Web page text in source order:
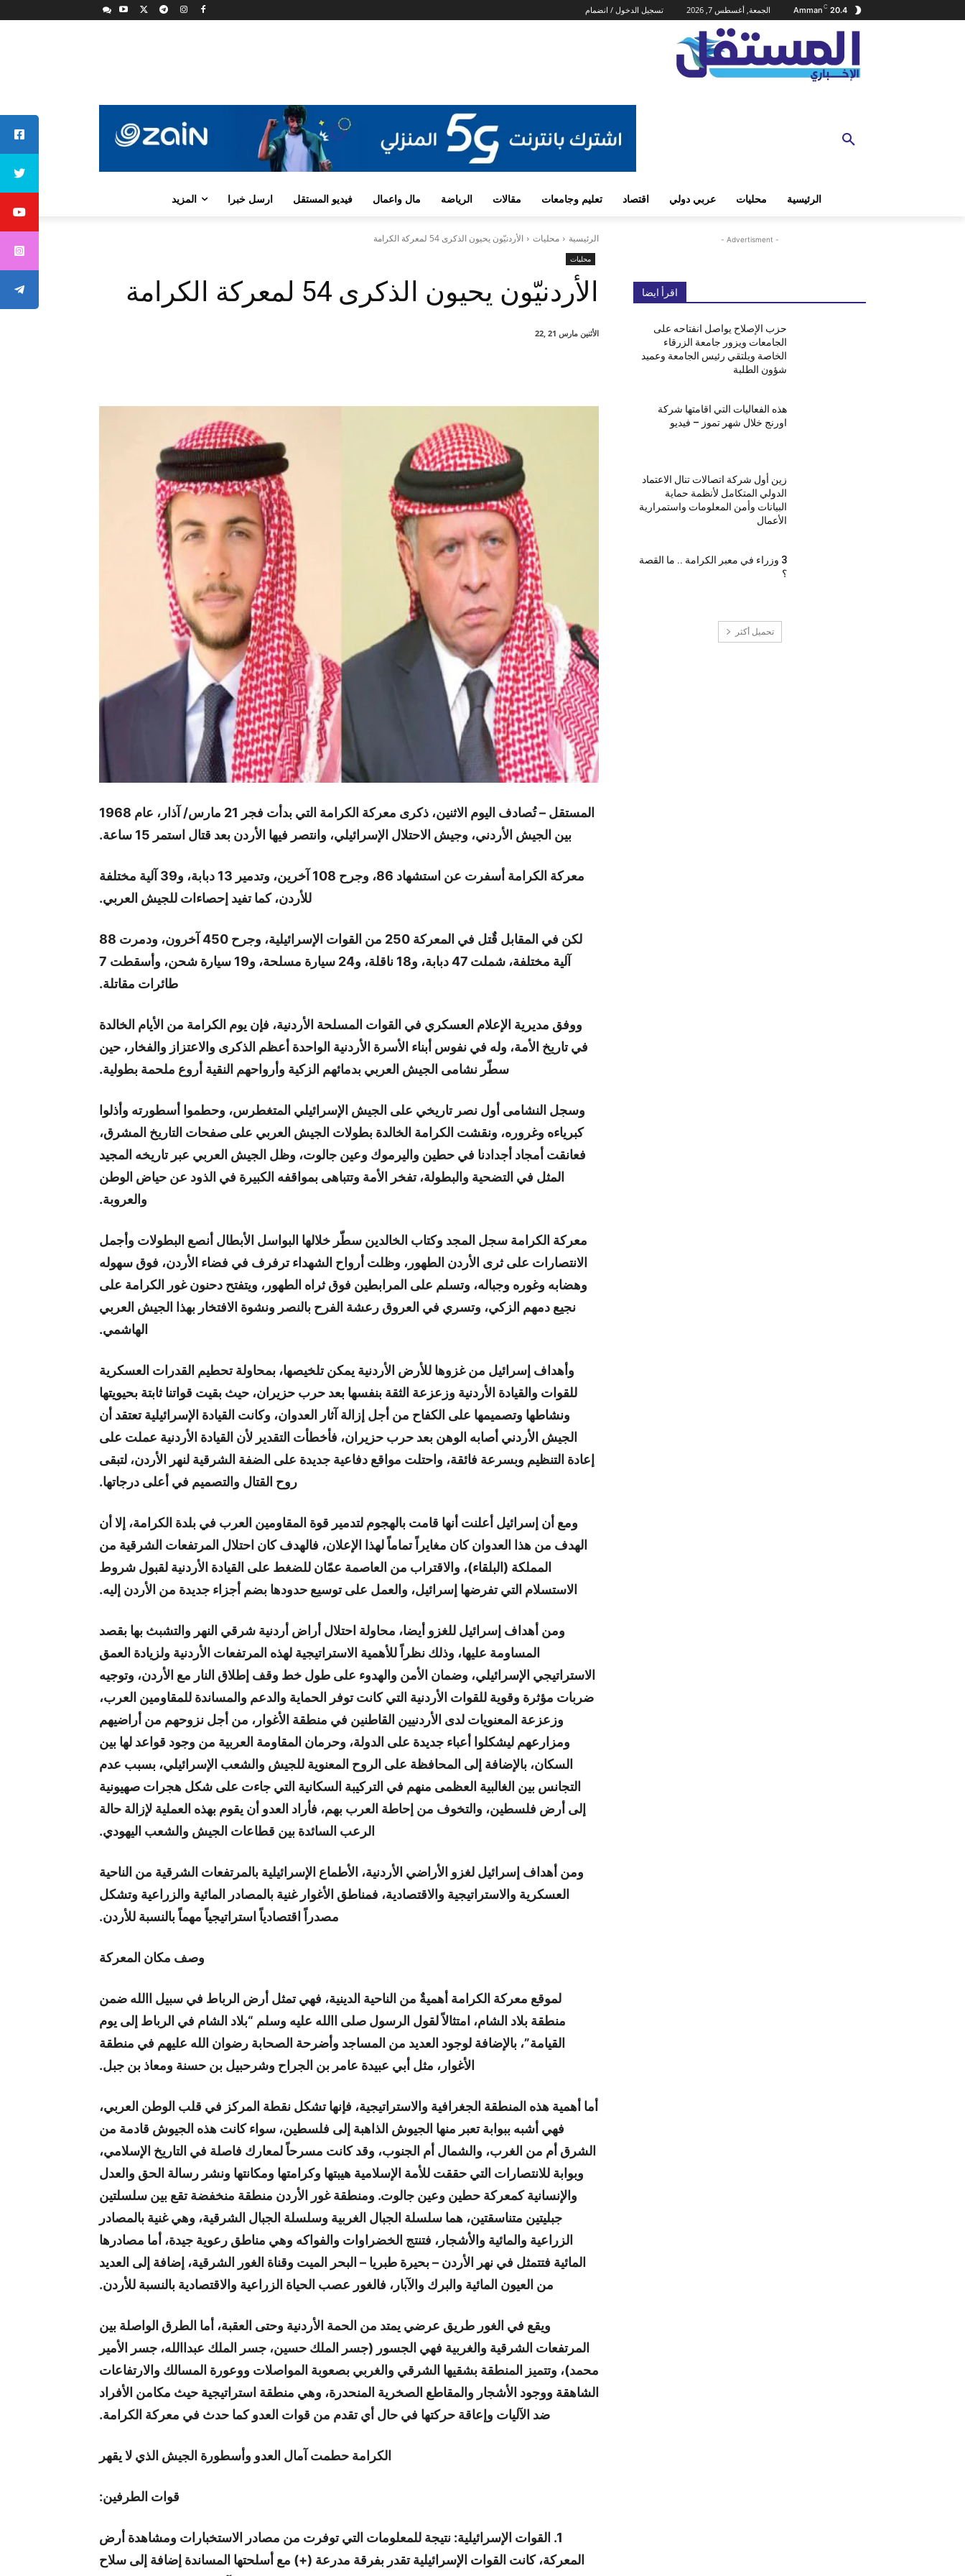
20.4
C
Amman الجمعة, أغسطس 7, 2026 تسجيل الدخول / انضمام
الرئيسية محليات عربي دولي اقتصاد تعليم وجامعات مقالات الرياضة مال واعمال فيديو المستقل ارسل خبرا المزيد
الرئيسية محليات الأردنيّون يحيون الذكرى 54 لمعركة الكرامة
محليات
الأردنيّون يحيون الذكرى 54 لمعركة الكرامة
الأثنين مارس 21 ,22
المستقل –
تُصادف اليوم الاثنين، ذكرى معركة الكرامة التي بدأت فجر 21 مارس/ آذار، عام 1968
بين الجيش الأردني، وجيش الاحتلال الإسرائيلي، وانتصر فيها الأردن بعد قتال استمر 15 ساعة.
معركة الكرامة أسفرت عن استشهاد 86، وجرح 108 آخرين، وتدمير 13 دبابة، و39 آلية مختلفة
للأردن، كما تفيد إحصاءات للجيش العربي.
لكن في المقابل قٌتل في المعركة 250 من القوات الإسرائيلية، وجرح 450 آخرون، ودمرت 88
آلية مختلفة، شملت 47 دبابة، و18 ناقلة، و24 سيارة مسلحة، و19 سيارة شحن، وأسقطت 7
طائرات مقاتلة.
ووفق مديرية الإعلام العسكري في القوات المسلحة الأردنية، فإن يوم الكرامة من الأيام الخالدة
في تاريخ الأمة، وله في نفوس أبناء الأسرة الأردنية الواحدة أعظم الذكرى والاعتزاز والفخار، حين
سطّر نشامى الجيش العربي بدمائهم الزكية وأرواحهم النقية أروع ملحمة بطولية.
وسجل النشامى أول نصر تاريخي على الجيش الإسرائيلي المتغطرس، وحطموا أسطورته وأذلوا
كبرياءه وغروره، ونقشت الكرامة الخالدة بطولات الجيش العربي على صفحات التاريخ المشرق،
فعانقت أمجاد أجدادنا في حطين واليرموك وعين جالوت، وظل الجيش العربي عبر تاريخه المجيد
المثل في التضحية والبطولة، تفخر الأمة وتتباهى بمواقفه الكبيرة في الذود عن حياض الوطن
والعروبة.
معركة الكرامة سجل المجد وكتاب الخالدين سطّر خلالها البواسل الأبطال أنصع البطولات وأجمل
الانتصارات على ثرى الأردن الطهور، وظلت أرواح الشهداء ترفرف في فضاء الأردن، فوق سهوله
وهضابه وغوره وجباله، وتسلم على المرابطين فوق ثراه الطهور، ويتفتح دحنون غور الكرامة على
نجيع دمهم الزكي، وتسري في العروق رعشة الفرح بالنصر ونشوة الافتخار بهذا الجيش العربي
الهاشمي.
وأهداف إسرائيل من غزوها للأرض الأردنية يمكن تلخيصها، بمحاولة تحطيم القدرات العسكرية
للقوات والقيادة الأردنية وزعزعة الثقة بنفسها بعد حرب حزيران، حيث بقيت قواتنا ثابتة بحيويتها
ونشاطها وتصميمها على الكفاح من أجل إزالة آثار العدوان، وكانت القيادة الإسرائيلية تعتقد أن
الجيش الأردني أصابه الوهن بعد حرب حزيران، فأخطأت التقدير لأن القيادة الأردنية عملت على
إعادة التنظيم وبسرعة فائقة، واحتلت مواقع دفاعية جديدة على الضفة الشرقية لنهر الأردن، لتبقى
روح القتال والتصميم في أعلى درجاتها.
ومع أن إسرائيل أعلنت أنها قامت بالهجوم لتدمير قوة المقاومين العرب في بلدة الكرامة، إلا أن
الهدف من هذا العدوان كان مغايراً تماماً لهذا الإعلان، فالهدف كان احتلال المرتفعات الشرقية من
المملكة (البلقاء)، والاقتراب من العاصمة عمّان للضغط على القيادة الأردنية لقبول شروط
الاستسلام التي تفرضها إسرائيل، والعمل على توسيع حدودها بضم أجزاء جديدة من الأردن إليه.
ومن أهداف إسرائيل للغزو أيضا، محاولة احتلال أراض أردنية شرقي النهر والتشبث بها بقصد
المساومة عليها، وذلك نظراً للأهمية الاستراتيجية لهذه المرتفعات الأردنية ولزيادة العمق
الاستراتيجي الإسرائيلي، وضمان الأمن والهدوء على طول خط وقف إطلاق النار مع الأردن، وتوجيه
ضربات مؤثرة وقوية للقوات الأردنية التي كانت توفر الحماية والدعم والمساندة للمقاومين العرب،
وزعزعة المعنويات لدى الأردنيين القاطنين في منطقة الأغوار، من أجل نزوحهم من أراضيهم
ومزارعهم ليشكلوا أعباء جديدة على الدولة، وحرمان المقاومة العربية من وجود قواعد لها بين
السكان، بالإضافة إلى المحافظة على الروح المعنوية للجيش والشعب الإسرائيلي، بسبب عدم
التجانس بين الغالبية العظمى منهم في التركيبة السكانية التي جاءت على شكل هجرات صهيونية
إلى أرض فلسطين، والتخوف من إحاطة العرب بهم، فأراد العدو أن يقوم بهذه العملية لإزالة حالة
الرعب السائدة بين قطاعات الجيش والشعب اليهودي.
ومن أهداف إسرائيل لغزو الأراضي الأردنية، الأطماع الإسرائيلية بالمرتفعات الشرقية من الناحية
العسكرية والاستراتيجية والاقتصادية، فمناطق الأغوار غنية بالمصادر المائية والزراعية وتشكل
مصدراً اقتصادياً استراتيجياً مهماً بالنسبة للأردن.
وصف مكان المعركة
لموقع معركة الكرامة أهميةٌ من الناحية الدينية، فهي تمثل أرض الرباط في سبيل االله ضمن
منطقة بلاد الشام، امتثالاً لقول الرسول صلى االله عليه وسلم “بلاد الشام في الرباط إلى يوم
القيامة”، بالإضافة لوجود العديد من المساجد وأضرحة الصحابة رضوان الله عليهم في منطقة
الأغوار، مثل أبي عبيدة عامر بن الجراح وشرحبيل بن حسنة ومعاذ بن جبل.
أما أهمية هذه المنطقة الجغرافية والاستراتيجية، فإنها تشكل نقطة المركز في قلب الوطن العربي،
فهي أشبه ببوابة تعبر منها الجيوش الذاهبة إلى فلسطين، سواء كانت هذه الجيوش قادمة من
الشرق أم من الغرب، والشمال أم الجنوب، وقد كانت مسرحاً لمعارك فاصلة في التاريخ الإسلامي،
وبوابة للانتصارات التي حققت للأمة الإسلامية هيبتها وكرامتها ومكانتها ونشر رسالة الحق والعدل
والإنسانية كمعركة حطين وعين جالوت. ومنطقة غور الأردن منطقة منخفضة تقع بين سلسلتين
جبليتين متناسقتين، هما سلسلة الجبال الغربية وسلسلة الجبال الشرقية، وهي غنية بالمصادر
الزراعية والمائية والأشجار، فتنتج الخضراوات والفواكه وهي مناطق رعوية جيدة، أما مصادرها
المائية فتتمثل في نهر الأردن – بحيرة طبريا – البحر الميت وقناة الغور الشرقية، إضافة إلى العديد
من العيون المائية والبرك والآبار، فالغور عصب الحياة الزراعية والاقتصادية بالنسبة للأردن.
ويقع في الغور طريق عرضي يمتد من الحمة الأردنية وحتى العقبة، أما الطرق الواصلة بين
المرتفعات الشرقية والغربية فهي الجسور (جسر الملك حسين، جسر الملك عبداالله، جسر الأمير
محمد)، وتتميز المنطقة بشقيها الشرقي والغربي بصعوبة المواصلات ووعورة المسالك والارتفاعات
الشاهقة ووجود الأشجار والمقاطع الصخرية المنحدرة، وهي منطقة استراتيجية حيث مكامن الأفراد
ضد الآليات وإعاقة حركتها في حال أي تقدم من قوات العدو كما حدث في معركة الكرامة.
الكرامة حطمت آمال العدو وأسطورة الجيش الذي لا يقهر
قوات الطرفين:
1. القوات الإسرائيلية: نتيجة للمعلومات التي توفرت من مصادر الاستخبارات ومشاهدة أرض
المعركة، كانت القوات الإسرائيلية تقدر بفرقة مدرعة (+) مع أسلحتها المساندة إضافة إلى سلاح
- Advertisment -
اقرأ ايضا
حزب الإصلاح يواصل انفتاحه على
الجامعات ويزور جامعة الزرقاء
الخاصة ويلتقي رئيس الجامعة وعميد
شؤون الطلبة
هذه الفعاليات التي اقامتها شركة
اورنج خلال شهر تموز – فيديو
زين أول شركة اتصالات تنال الاعتماد
الدولي المتكامل لأنظمة حماية
البيانات وأمن المعلومات واستمرارية
الأعمال
3 وزراء في معبر الكرامة .. ما القصة
؟
تحميل أكثر